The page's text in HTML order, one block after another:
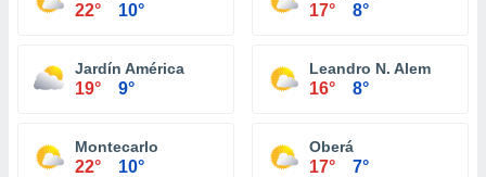
22° 10° 17° 8°
Jardín América
19° 9°
Leandro N. Alem
16° 8°
Montecarlo
22° 10°
Oberá
17° 7°